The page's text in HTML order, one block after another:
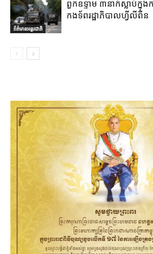
ព័ត៌មានអន្តរជាតិ
ពួកឧទ្ទាម ៣នាក់ស្លាប់ក្នុង
កងទ័ពរដ្ឋាភិបាលហ្វីលីពីន